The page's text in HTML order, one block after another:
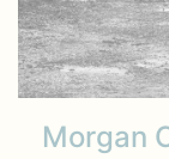
Morgan